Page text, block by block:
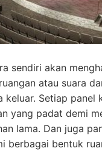
sendiri akan
atau suara
keluar. Setiap panel
yang padat demi
lama. Dan juga
berbagai bentuk